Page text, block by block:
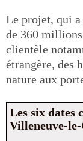
Le projet, qui
de 360
clientèle
étrangère, des
nature aux
Les six dates
Villeneuve-